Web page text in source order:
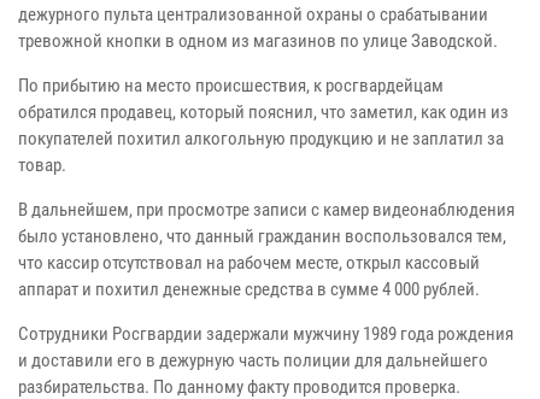
дежурного пульта централизованной охраны о срабатывании
тревожной кнопки в одном из магазинов по улице Заводской.
По прибытию на место происшествия, к росгвардейцам
обратился продавец, который пояснил, что заметил, как один из
покупателей похитил алкогольную продукцию и не заплатил за
товар.
В дальнейшем, при просмотре записи с камер видеонаблюдения
было установлено, что данный гражданин воспользовался тем,
что кассир отсутствовал на рабочем месте, открыл кассовый
аппарат и похитил денежные средства в сумме 4 000 рублей.
Сотрудники Росгвардии задержали мужчину 1989 года рождения
и доставили его в дежурную часть полиции для дальнейшего
разбирательства. По данному факту проводится проверка.